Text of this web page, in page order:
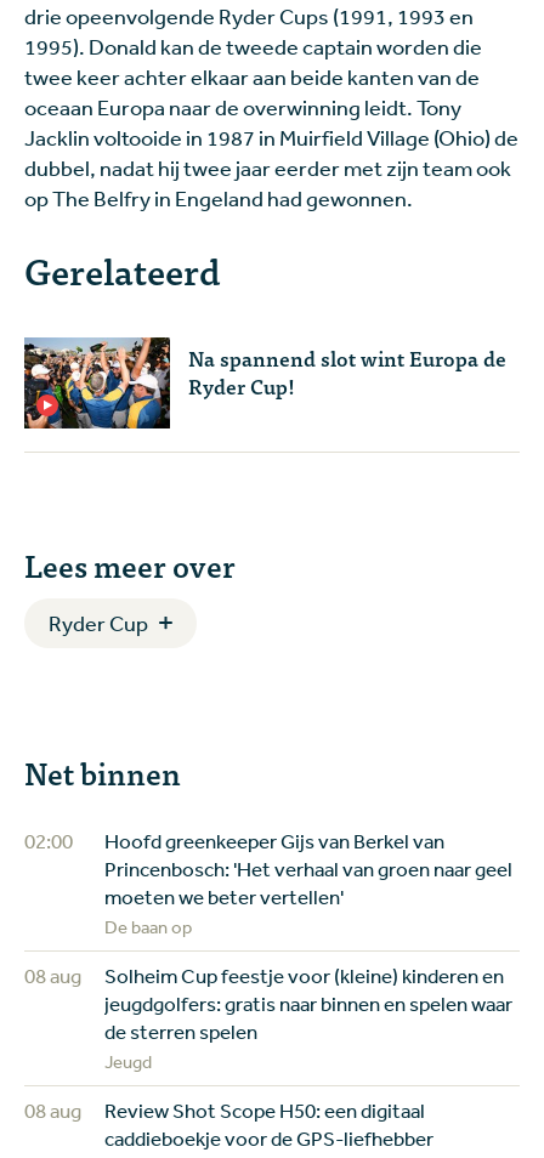
drie opeenvolgende Ryder Cups (1991, 1993 en
1995). Donald kan de tweede captain worden die
twee keer achter elkaar aan beide kanten van de
oceaan Europa naar de overwinning leidt. Tony
Jacklin voltooide in 1987 in Muirfield Village (Ohio) de
dubbel, nadat hij twee jaar eerder met zijn team ook
op The Belfry in Engeland had gewonnen.
Gerelateerd
Na spannend slot wint Europa de
Ryder Cup!
Lees meer over
Ryder Cup
Net binnen
02:00
Hoofd greenkeeper Gijs van Berkel van
Princenbosch: 'Het verhaal van groen naar geel
moeten we beter vertellen'
De baan op
08 aug
Solheim Cup feestje voor (kleine) kinderen en
jeugdgolfers: gratis naar binnen en spelen waar
de sterren spelen
Jeugd
08 aug
Review Shot Scope H50: een digitaal
caddieboekje voor de GPS-liefhebber